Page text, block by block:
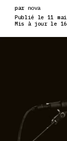
par nova
Publié le 11
Mis à jour le 16